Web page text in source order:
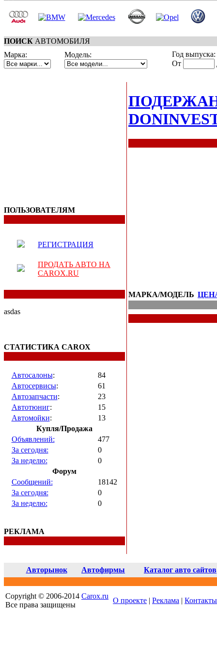
ПОИСК АВТОМОБИЛЯ
Марка:
Модель:
Год выпуска:
От
ПОЛЬЗОВАТЕЛЯМ
РЕГИСТРАЦИЯ
ПРОДАТЬ АВТО НА
CAROX.RU
asdas
СТАТИСТИКА CAROX
Автосалоны:
84
Автосервисы:
61
Автозапчасти:
23
Автотюниг:
15
Автомойки:
13
Купля/Продажа
Объявлений:
477
За сегодня:
0
За неделю:
0
Форум
Сообщений:
18142
За сегодня:
0
За неделю:
0
РЕКЛАМА
МАРКА/МОДЕЛЬ
Авторынок Автофирмы Каталог авто сайтов
Copyright © 2006-2014 Carox.ru
Все права защищены
О проекте | Реклама | Контакты